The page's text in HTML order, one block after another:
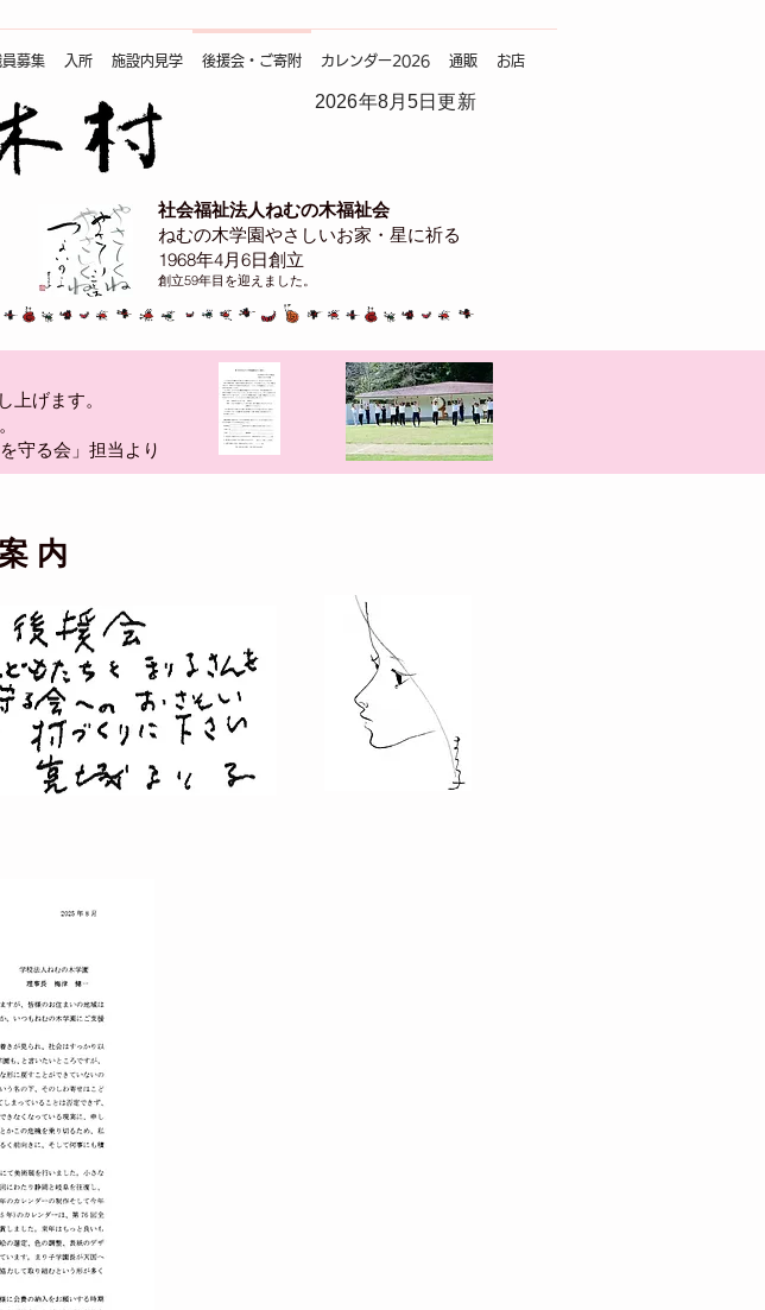
員募集 入所 施設内見学 後援会・ご寄附 カレンダー2026 通販 お店
2026年8月5日更新
社会福祉法人ねむの木福祉会
ねむの木学園やさしいお家・星に祈る
1968年4月6日創立
創立59年目を迎えました。
げます。
守る会」担当より
内